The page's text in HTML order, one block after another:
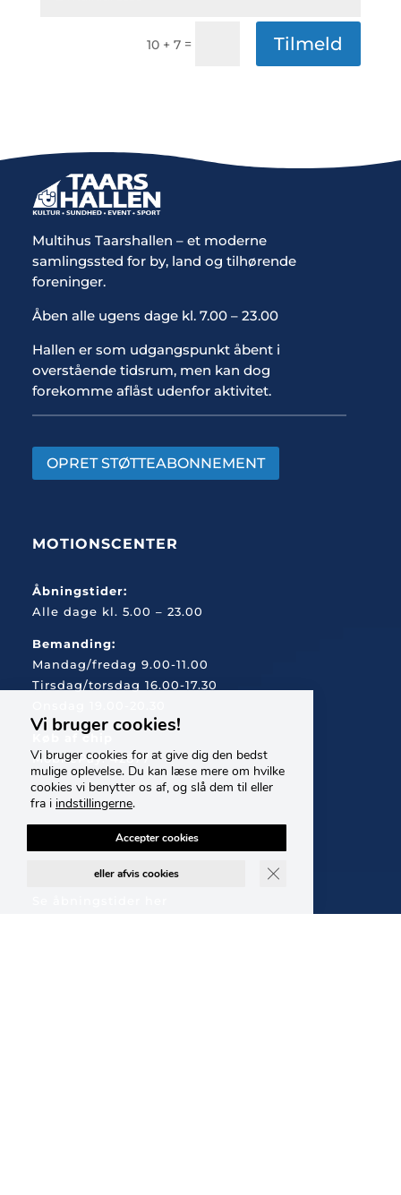
10 + 7 = Tilmeld
Multihus Taarshallen – et moderne
samlingssted for by, land og tilhørende
foreninger.
Åben alle ugens dage kl. 7.00 – 23.00
Hallen er som udgangspunkt åbent i
overstående tidsrum, men kan dog
forekomme aflåst udenfor aktivitet.
OPRET STØTTEABONNEMENT
MOTIONSCENTER
Åbningstider:
Alle dage kl. 5.00 – 23.00
Bemanding:
Mandag/fredag 9.00-11.00
Tirsdag/torsdag 16.00-17.30
Køb af chip
MobilePay: 42877
SVØMMESALEN
Åbningstider
Vi bruger cookies!
Vi bruger cookies for at give dig den bedst
mulige oplevelse. Du kan læse mere om hvilke
cookies vi benytter os af, og slå dem til eller
fra i indstillingerne.
Accepter cookies
eller afvis cookies Close GDPR Cookie